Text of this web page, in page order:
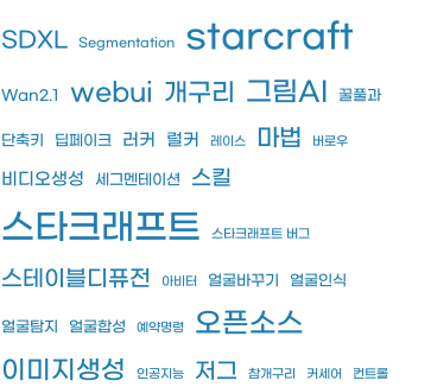
SDXL Segmentation starcraft
Wan2.1 webui 개구리 그림AI 꿀풀과
단축키 딥페이크 러커 럴커 레이스 마법 버로우
비디오생성 세그멘테이션 스킬
스타크래프트 스타크래프트 버그
스테이블디퓨전 아비터 얼굴바꾸기 얼굴인식
얼굴탐지 얼굴합성 예약명령 오픈소스
이미지생성 인공지능 저그 참개구리 커세어 컨트롤